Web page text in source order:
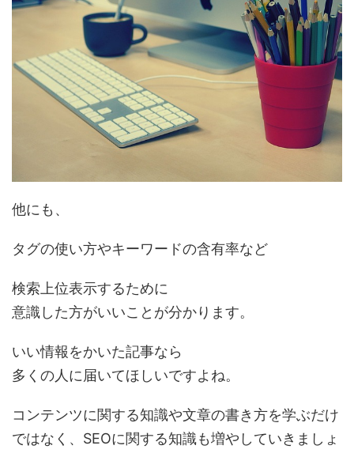
他にも、
タグの使い方やキーワードの含有率など
検索上位表示するために
意識した方がいいことが分かります。
いい情報をかいた記事なら
多くの人に届いてほしいですよね。
コンテンツに関する知識や文章の書き方を学ぶだけ
ではなく、SEOに関する知識も増やしていきましょ